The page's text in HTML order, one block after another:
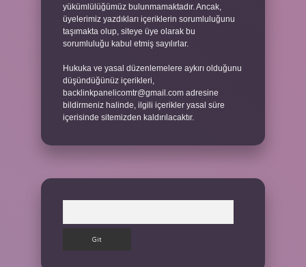
yükümlülüğümüz bulunmamaktadır. Ancak,
üyelerimiz yazdıkları içeriklerin sorumluluğunu
taşımakta olup, siteye üye olarak bu
sorumluluğu kabul etmiş sayılırlar.
Hukuka ve yasal düzenlemelere aykırı olduğunu
düşündüğünüz içerikleri,
backlinkpanelicomtr@gmail.com adresine
bildirmeniz halinde, ilgili içerikler yasal süre
içerisinde sitemizden kaldırılacaktır.